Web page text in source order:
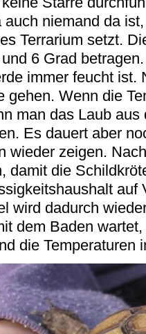
auch niemand da
Terrarium setzt.
6 Grad
immer feucht ist.
gehen. Wenn die
man das Laub
Es dauert aber
wieder zeigen.
damit die
auf
wird dadurch
dem Baden
die Temperaturen